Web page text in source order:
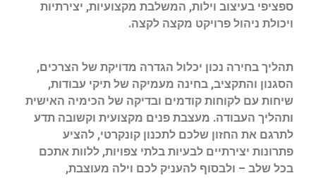
ספציפי בעיצוב וילות, המשלבת מקצועיות, יצירתיות
ויכולת ניהול פרויקט מקצה לקצה.
תהליך בחירה נכון יכלול הגדרה מדויקת של הצרכים,
הסגנון והתקציב, בחינה מעמיקה של תיקי עבודות,
שיחות עם לקוחות קודמים ובדיקה של הכימיה האישית
ותהליך העבודה. מעצבת פנים מקצועית וקשובה תדע
לתרגם את החזון שלכם לתכנון קונקרטי, להציע
פתרונות יצירתיים לבעיות בלתי צפויות, ללוות אתכם
בכל שלב – ולבסוף להעניק לכם וילה מעוצבת,